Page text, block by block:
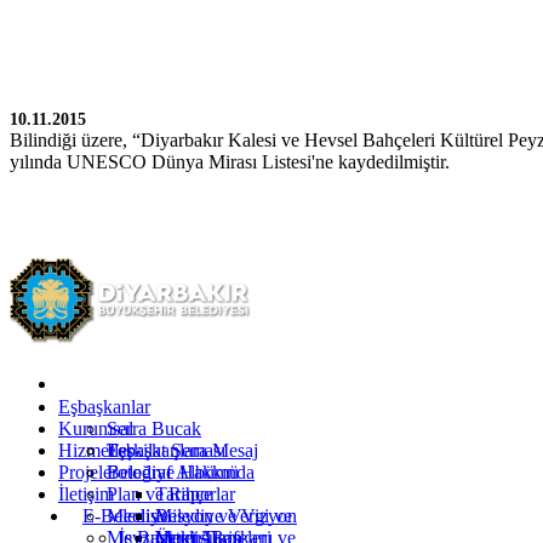
10.11.2015
Bilindiği üzere, “Diyarbakır Kalesi ve Hevsel Bahçeleri Kültürel
yılında UNESCO Dünya Mirası Listesi'ne kaydedilmiştir.
Eşbaşkanlar
Serra Bucak
Eşbaşkanlara Mesaj
Fotoğraf Albümü
Kurumsal
Teşkilat Şeması
Belediye Hakkında
Tarihçe
Misyon ve Vizyon
Yetki Alanı
Plan ve Raporlar
Belediye Vergi ve
Ücret Tarifeleri
Meclis
Meclis Başkanı ve
Mevzuat
Hizmetler
Projeler
İletişim
E-Belediye
İş Başvurusu